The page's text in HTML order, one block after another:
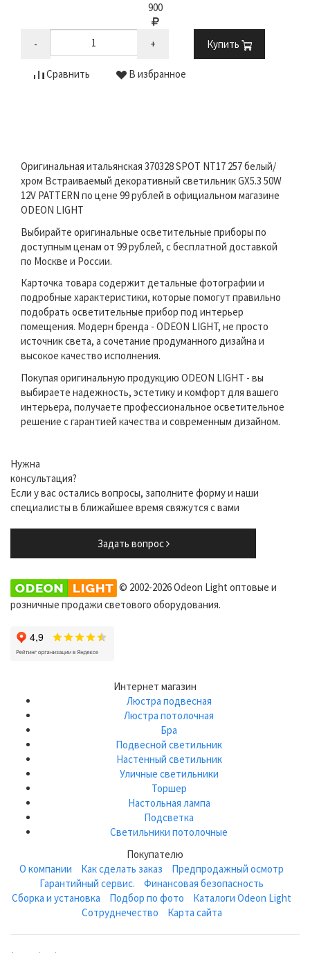
900
- + Купить
Сравнить В избранное
Оригинальная итальянская 370328 SPOT NT17 257 белый/
хром Встраиваемый декоративный светильник GX5.3 50W
12V PATTERN по цене 99 рублей в официальном магазине
ODEON LIGHT
Выбирайте оригинальные осветительные приборы по
доступным ценам от 99 рублей, с бесплатной доставкой
по Москве и России.
Карточка товара содержит детальные фотографии и
подробные характеристики, которые помогут правильно
подобрать осветительные прибор под интерьер
помещения. Модерн бренда - ODEON LIGHT, не просто
источник света, а сочетание продуманного дизайна и
высокое качество исполнения.
Покупая оригинальную продукцию ODEON LIGHT - вы
выбираете надежность, эстетику и комфорт для вашего
интерьера, получаете профессиональное осветительное
решение с гарантией качества и современным дизайном.
Нужна
консультация?
Если у вас остались вопросы, заполните форму и наши
специалисты в ближайшее время свяжутся с вами
Задать вопрос
© 2002-2026 Odeon Light оптовые и
розничные продажи светового оборудования.
Интернет магазин
Люстра подвесная
Люстра потолочная
Бра
Подвесной светильник
Настенный светильник
Уличные светильники
Торшер
Настольная лампа
Подсветка
Светильники потолочные
Покупателю
О компании
Как сделать заказ
Предпродажный осмотр
Гарантийный сервис.
Финансовая безопасность
Сборка и установка
Подбор по фото
Каталоги Odeon Light
Сотруднечество
Карта сайта